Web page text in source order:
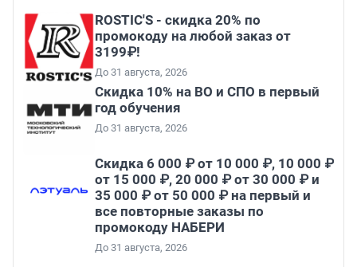
ROSTIC'S - скидка 20% по
промокоду на любой заказ от
3199₽!
До 31 августа, 2026
Скидка 10% на ВО и СПО в первый
год обучения
До 31 августа, 2026
Скидка 6 000 ₽ от 10 000 ₽, 10 000 ₽
от 15 000 ₽, 20 000 ₽ от 30 000 ₽ и
35 000 ₽ от 50 000 ₽ на первый и
все повторные заказы по
промокоду НАБЕРИ
До 31 августа, 2026